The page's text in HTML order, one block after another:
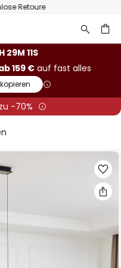
Retoure
29M 11S
159 €auf fast alles
kopieren
-70%